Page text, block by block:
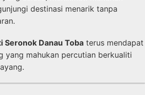
destinasi menarik tanpa
Seronok Danau Toba terus mendapat
yang mahukan percutian berkualiti